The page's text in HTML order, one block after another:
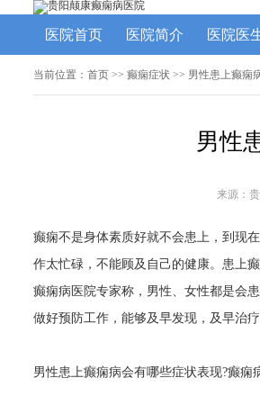
医院首页 医院简介 医院医
当前位置： 首页 >> 癫痫症状 >> 男性患上癫痫
男性
来源：
癫痫不是身体素质好就不会患上，到现
作太忙碌，不能顾及自己的健康。患上
癫痫病医院专家称，男性、女性都是会
做好预防工作，能够及早发现，及早治
男性患上癫痫病会有哪些症状表现?癫